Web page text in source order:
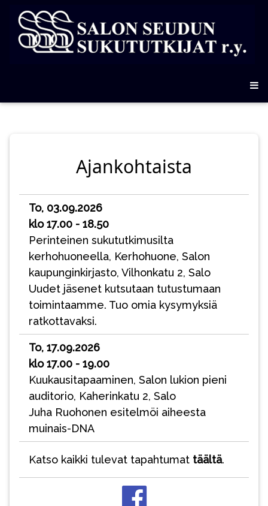
Ajankohtaista
To, 03.09.2026
klo 17.00 - 18.50
Perinteinen sukututkimusilta
kerhohuoneella, Kerhohuone, Salon
kaupunginkirjasto, Vilhonkatu 2, Salo
Uudet jäsenet kutsutaan tutustumaan
toimintaamme. Tuo omia kysymyksiä
ratkottavaksi.
To, 17.09.2026
klo 17.00 - 19.00
Kuukausitapaaminen, Salon lukion pieni
auditorio, Kaherinkatu 2, Salo
Juha Ruohonen esitelmöi aiheesta
muinais-DNA
Katso kaikki tulevat tapahtumat täältä.